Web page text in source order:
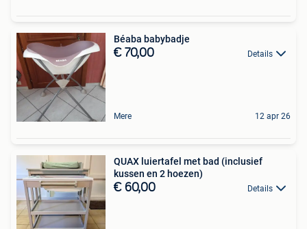
Béaba babybadje
€ 70,00 Details
Mere 12 apr 26
QUAX luiertafel met bad (inclusief
kussen en 2 hoezen)
€ 60,00 Details